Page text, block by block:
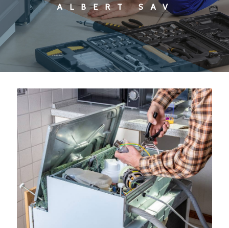
ALBERT SAV